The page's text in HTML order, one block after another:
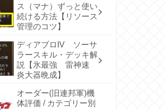
ス（マナ）ずっと使い
続ける方法【リソース
管理のコツ】
ディアブロIV ソーサ
ラースキル・デッキ解
説【氷最強 雷神速
炎大器晩成】
オーダー(旧連邦軍)機
体評価 / カテゴリー別